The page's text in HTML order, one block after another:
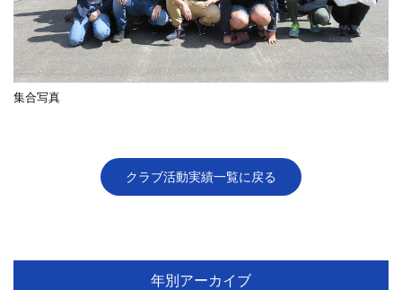
集合写真
クラブ活動実績一覧に戻る
年別アーカイブ